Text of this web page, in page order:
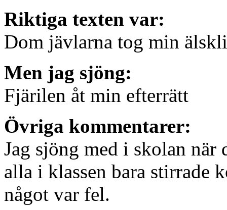
Riktiga texten var:
Dom jävlarna tog min
Men jag sjöng:
Fjärilen åt min efterrätt
Övriga kommentarer:
Jag sjöng med i skolan när
alla i klassen bara stirrade
något var fel.